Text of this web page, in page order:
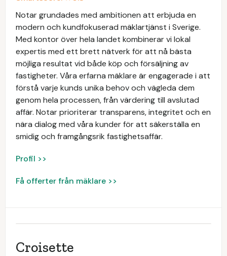
Notar grundades med ambitionen att erbjuda en
modern och kundfokuserad mäklartjänst i Sverige.
Med kontor över hela landet kombinerar vi lokal
expertis med ett brett nätverk för att nå bästa
möjliga resultat vid både köp och försäljning av
fastigheter. Våra erfarna mäklare är engagerade i att
förstå varje kunds unika behov och vägleda dem
genom hela processen, från värdering till avslutad
affär. Notar prioriterar transparens, integritet och en
nära dialog med våra kunder för att säkerställa en
smidig och framgångsrik fastighetsaffär.
Profil >>
Få offerter från mäklare >>
Croisette